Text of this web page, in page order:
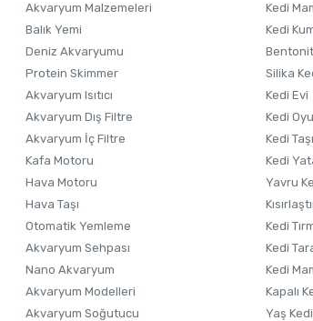
Ürün açıklamasında eksik bilgiler bulunuyor.
Ürün fiyatı diğer sitelerden daha pahalı.
Bu ürüne benzer farklı alternatifler olmalı.
Akvaryum Malzemeleri
Balık Yemi
Deniz Akvaryumu
Protein Skimmer
Akvaryum Isıtıcı
Akvaryum Dış Filtre
Akvaryum İç Filtre
Kafa Motoru
Hava Motoru
Hava Taşı
Otomatik Yemleme
Akvaryum Sehpası
Nano Akvaryum
Akvaryum Modelleri
Akvaryum Soğutucu
Kedi
Kedi
Silika
Kedi Evi
Kedi
Kedi
Kedi
Yavru
Kedi
Kedi
Kedi
Kapalı
Yaş